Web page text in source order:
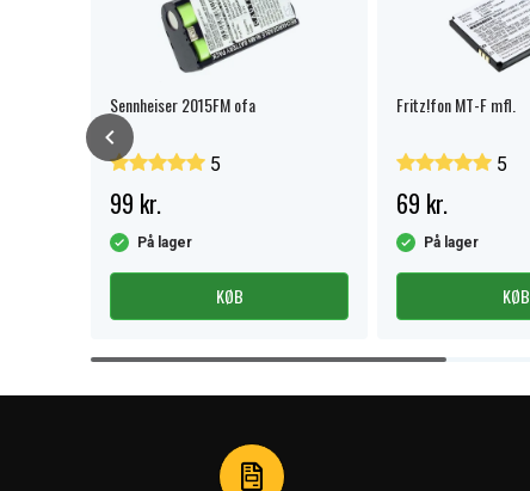
Sennheiser 2015FM ofa
5
99 kr.
På lager
KØB
Fritz!fon MT-F mfl.
5
69 kr.
På lager
KØB
Item